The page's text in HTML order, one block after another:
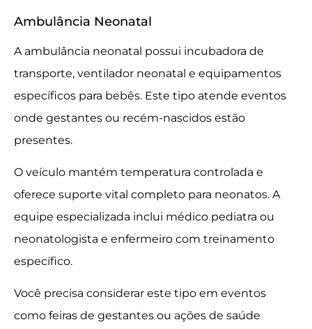
Ambulância Neonatal
A ambulância neonatal possui incubadora de
transporte, ventilador neonatal e equipamentos
específicos para bebês. Este tipo atende eventos
onde gestantes ou recém-nascidos estão
presentes.
O veículo mantém temperatura controlada e
oferece suporte vital completo para neonatos. A
equipe especializada inclui médico pediatra ou
neonatologista e enfermeiro com treinamento
específico.
Você precisa considerar este tipo em eventos
como feiras de gestantes ou ações de saúde